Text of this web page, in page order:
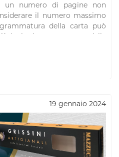
un numero di pagine non
il numero massimo
della carta può
è alta la grammatura della
è spesso preferita per
documenti. In particolare,
di cataloghi, riviste,
e la capacità di rendere
lo stampato, sono le
19 gennaio 2024